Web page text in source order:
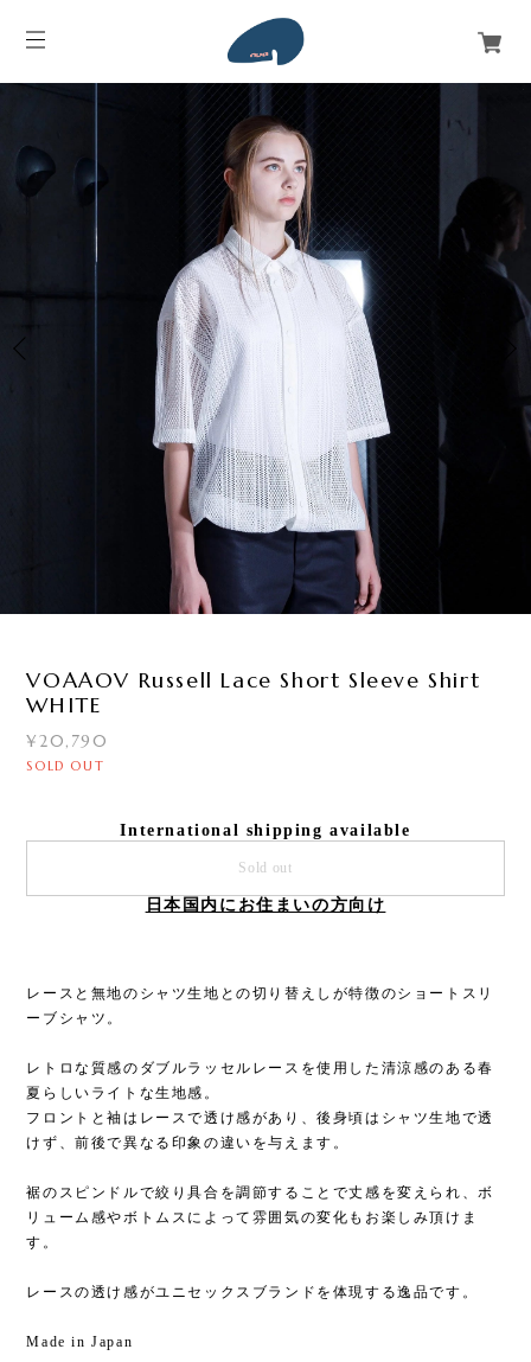
VOAAOV Russell Lace Short Sleeve Shirt
WHITE
¥20,790
SOLD OUT
International shipping available
Sold out
日本国内にお住まいの方向け
レースと無地のシャツ生地との切り替えしが特徴のショートスリ
ーブシャツ。
レトロな質感のダブルラッセルレースを使用した清涼感のある春
夏らしいライトな生地感。
フロントと袖はレースで透け感があり、後身頃はシャツ生地で透
けず、前後で異なる印象の違いを与えます。
裾のスピンドルで絞り具合を調節することで丈感を変えられ、ボ
リューム感やボトムスによって雰囲気の変化もお楽しみ頂けま
す。
レースの透け感がユニセックスブランドを体現する逸品です。
Made in Japan